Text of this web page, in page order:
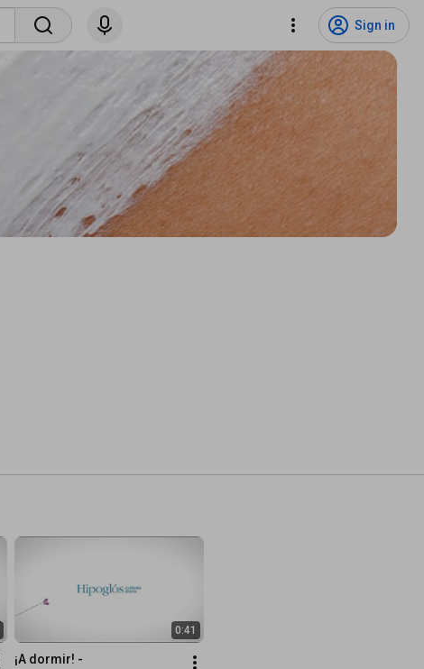
Sign in
0:41
¡A dormir! -